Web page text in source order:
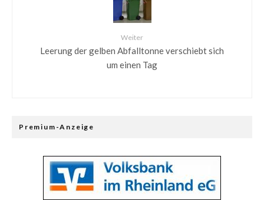
Weiter
Leerung der gelben Abfalltonne verschiebt sich
um einen Tag
Premium-Anzeige